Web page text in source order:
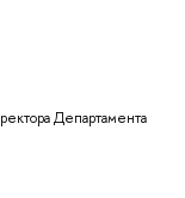
Департамента